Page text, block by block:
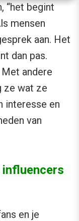
“het begint
mensen
aan. Het
dan pas.
Met andere
ze wat ze
interesse en
van
influencers
en je